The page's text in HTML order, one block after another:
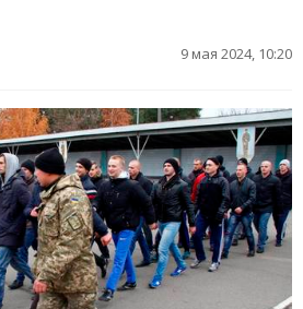
9 мая 2024, 10:20